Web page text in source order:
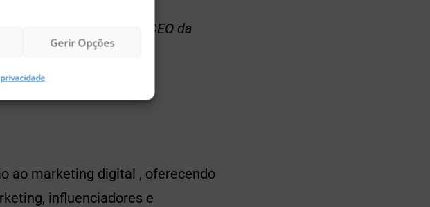
Gerir Opções
ou trocar pagamentos
Muayyad Shehadeh, CEO da
ao marketing digital , oferecendo
influenciadores e